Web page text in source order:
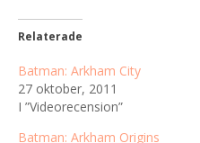
Relaterade
Batman: Arkham City
27 oktober, 2011
I ”Videorecension”
Batman: Arkham Origins